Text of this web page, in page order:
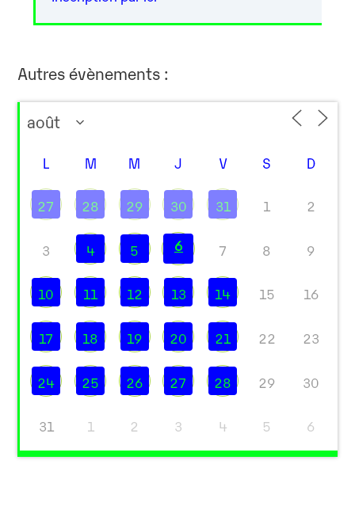
Autres évènements :
L M M J V S D
27 28 29 30 31 1 2
3 4 5 6 7 8 9
10 11 12 13 14 15 16
17 18 19 20 21 22 23
24 25 26 27 28 29 30
31 1 2 3 4 5 6